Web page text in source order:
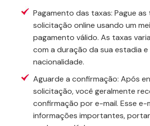
Pagamento das taxas: Pague as
solicitação online usando um
pagamento válido. As taxas
com a duração da sua estadia e
nacionalidade.
Aguarde a confirmação: Após
solicitação, você geralmente
confirmação por e-mail. Esse
informações importantes,